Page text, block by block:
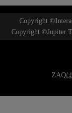
Copyright
Copyright ©Jupiter
ZAQ